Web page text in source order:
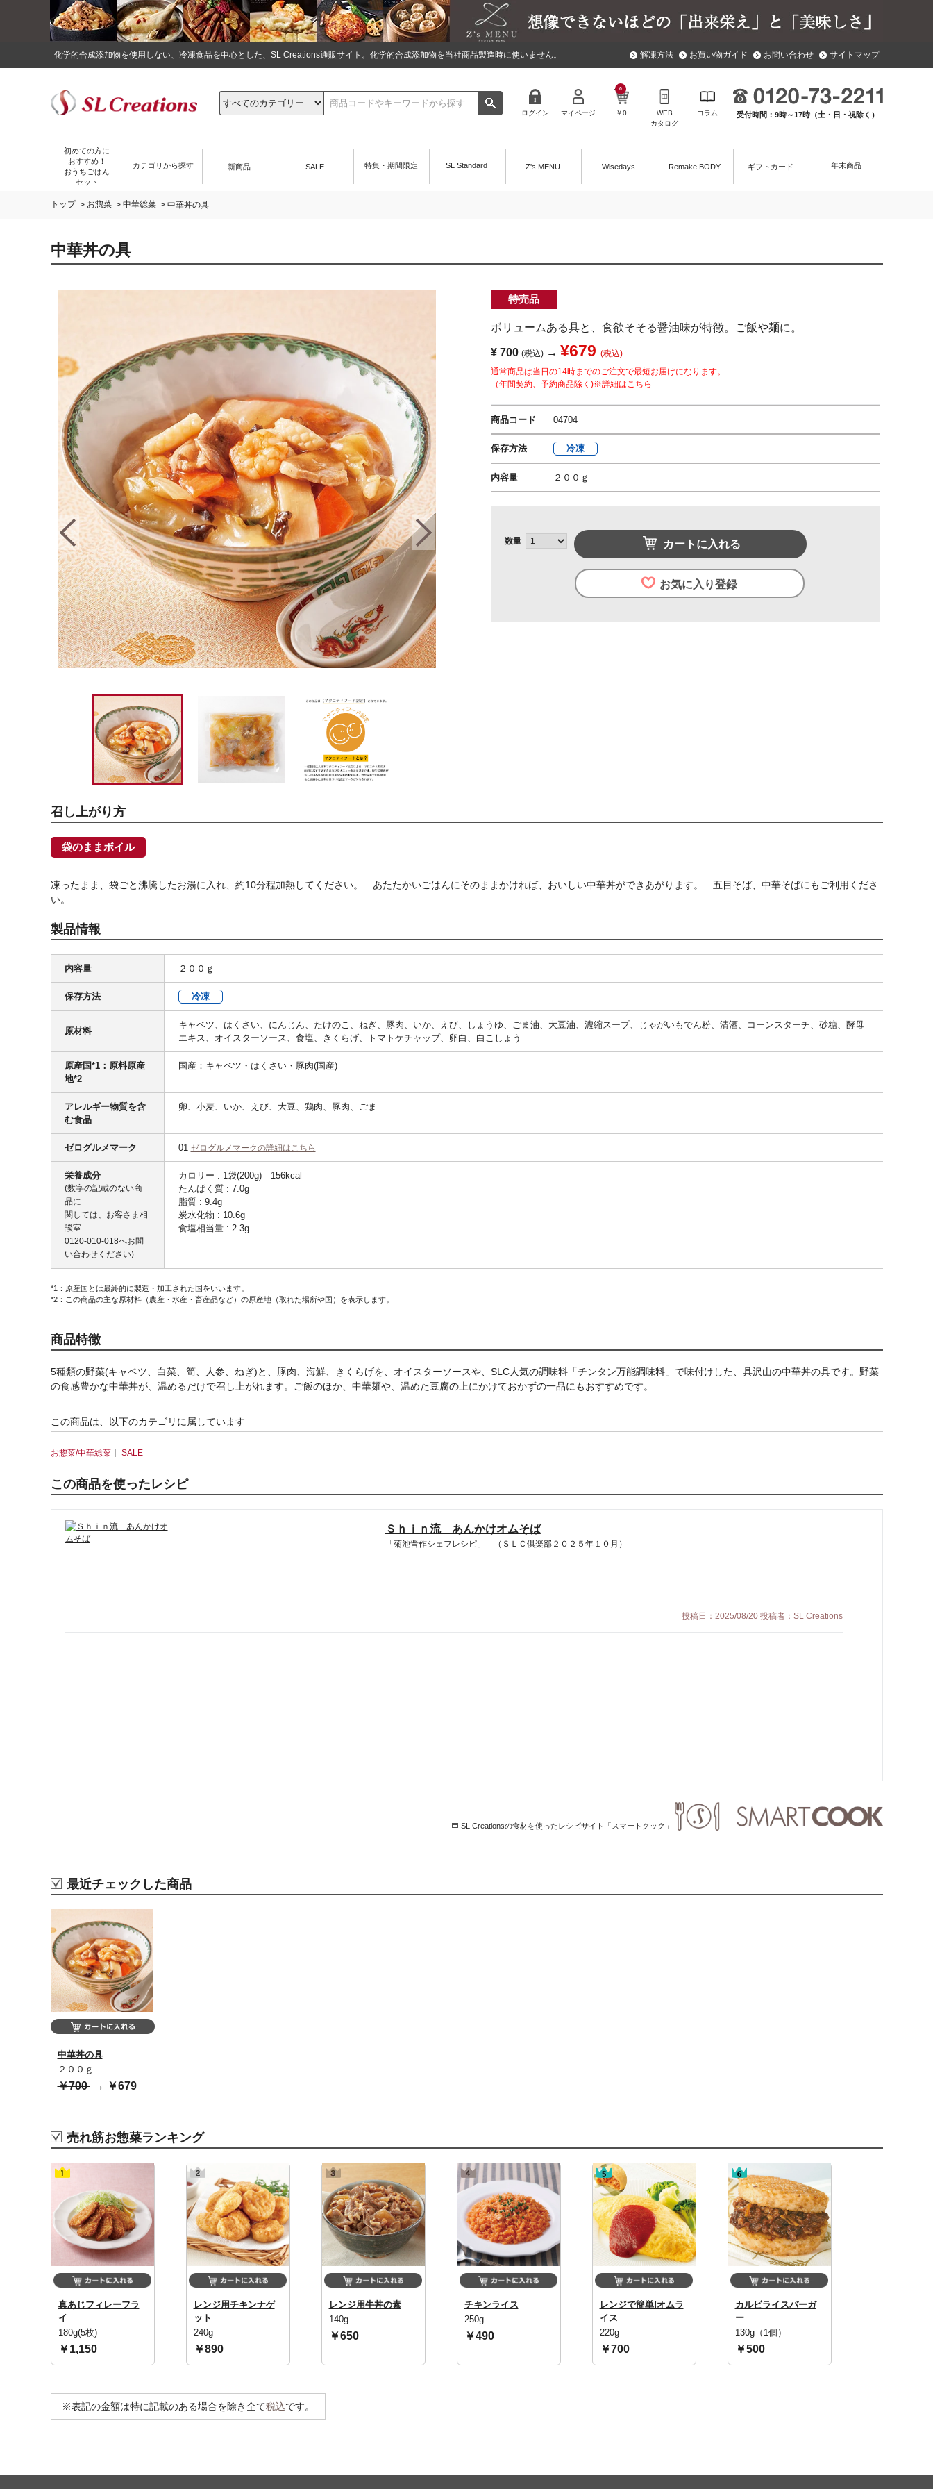
化学的合成添加物を使用しない、冷凍食品を中心とした、SL Creations通販サイト。化学的合成添加物を当社商品製造時に使いません。 解凍方法 お買い物ガイド お問い合わせ サイトマップ
受付時間：9時～17時（土・日・祝除く）
ログイン マイページ ￥0
0
WEB
カタログ
コラム
初めての方に
おすすめ！
おうちごはん
セット
カテゴリから探す 新商品 SALE 特集・期間限定 SL Standard Z's MENU Wisedays Remake BODY ギフトカード 年末商品
トップ> お惣菜> 中華総菜> 中華丼の具
中華丼の具
特売品
ボリュームある具と、食欲そそる醤油味が特徴。ご飯や麺に。
¥700(税込)→ ¥679 (税込)
通常商品は当日の14時までのご注文で最短お届けになります。
（年間契約、予約商品除く)※詳細はこちら
商品コード 04704
保存方法 冷凍
内容量 ２００ｇ
数量 カートに入れる
お気に入り登録
召し上がり方
袋のままボイル
凍ったまま、袋ごと沸騰したお湯に入れ、約10分程加熱してください。 あたたかいごはんにそのままかければ、おいしい中華丼ができあがります。 五目そば、中華そばにもご利用くださ
い。
製品情報
内容量 ２００ｇ
保存方法 冷凍
原材料
キャベツ、はくさい、にんじん、たけのこ、ねぎ、豚肉、いか、えび、しょうゆ、ごま油、大豆油、濃縮スープ、じゃがいもでん粉、清酒、コーンスターチ、砂糖、酵母
エキス、オイスターソース、食塩、きくらげ、トマトケチャップ、卵白、白こしょう
原産国*1：原料原産
地*2
国産：キャベツ・はくさい・豚肉(国産)
アレルギー物質を含
む食品
卵、小麦、いか、えび、大豆、鶏肉、豚肉、ごま
ゼログルメマーク 01 ゼログルメマークの詳細はこちら
栄養成分
(数字の記載のない商
品に
関しては、お客さま相
談室
0120-010-018へお問
い合わせください)
カロリー : 1袋(200g) 156kcal
たんぱく質 : 7.0g
脂質 : 9.4g
炭水化物 : 10.6g
食塩相当量 : 2.3g
*1：原産国とは最終的に製造・加工された国をいいます。
*2：この商品の主な原材料（農産・水産・畜産品など）の原産地（取れた場所や国）を表示します。
商品特徴
5種類の野菜(キャベツ、白菜、筍、人参、ねぎ)と、豚肉、海鮮、きくらげを、オイスターソースや、SLC人気の調味料「チンタン万能調味料」で味付けした、具沢山の中華丼の具です。野菜
の食感豊かな中華丼が、温めるだけで召し上がれます。ご飯のほか、中華麺や、温めた豆腐の上にかけておかずの一品にもおすすめです。
この商品は、以下のカテゴリに属しています
お惣菜/中華総菜｜ SALE
この商品を使ったレシピ
Ｓｈｉｎ流 あんかけオムそば
「菊池晋作シェフレシピ」 （ＳＬＣ倶楽部２０２５年１０月）
投稿日：2025/08/20 投稿者：SL Creations
SL Creationsの食材を使ったレシピサイト「スマートクック」
最近チェックした商品
中華丼の具
２００ｇ
￥700→ ￥679
売れ筋お惣菜ランキング
真あじフィレーフラ
イ
180g(5枚)
￥1,150
レンジ用チキンナゲ
ット
240g
￥890
レンジ用牛丼の素
140g
￥650
チキンライス
250g
￥490
レンジで簡単!オムラ
イス
220g
￥700
カルビライスバーガ
ー
130g（1個）
￥500
※表記の金額は特に記載のある場合を除き全て税込です。